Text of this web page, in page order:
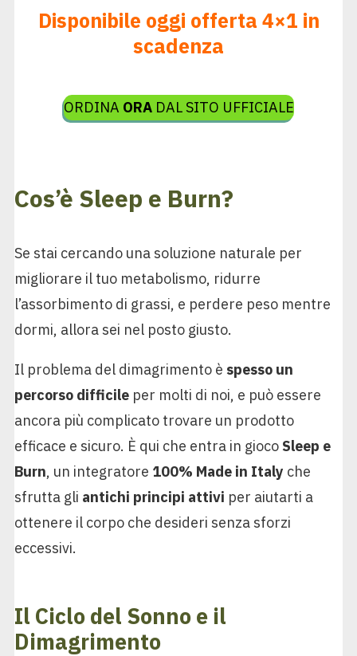
Disponibile oggi offerta 4×1 in
scadenza
ORDINA ORADAL SITO UFFICIALE
Cos’è Sleep e Burn?
Se stai cercando una soluzione naturale per
migliorare il tuo metabolismo, ridurre
l’assorbimento di grassi, e perdere peso mentre
dormi, allora sei nel posto giusto.
Il problema del dimagrimento è spesso un
percorso difficileper molti di noi, e può essere
ancora più complicato trovare un prodotto
efficace e sicuro. È qui che entra in gioco Sleep e
Burn, un integratore 100% Made in Italy che
sfrutta gli antichi principi attivi per aiutarti a
ottenere il corpo che desideri senza sforzi
eccessivi.
Il Ciclo del Sonno e il
Dimagrimento